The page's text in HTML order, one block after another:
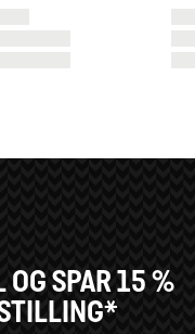
OG SPAR 15 %